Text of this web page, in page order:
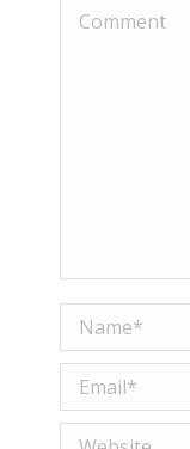
Comment
Name *
Email *
Website